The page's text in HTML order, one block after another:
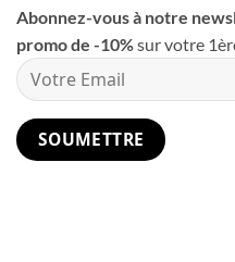
Abonnez-vous à notre
promo de -10%sur votre